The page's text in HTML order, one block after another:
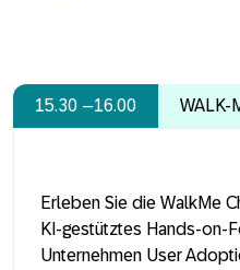
15.30 –16.00 WALK-
Erleben Sie die WalkMe
KI-gestütztes Hands-on-
Unternehmen User